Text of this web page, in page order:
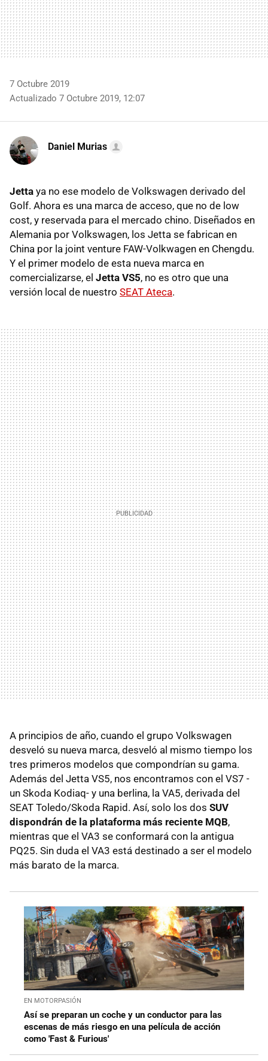
7 Octubre 2019
Actualizado 7 Octubre 2019, 12:07
Daniel Murias
Jetta ya no ese modelo de Volkswagen derivado del
Golf. Ahora es una marca de acceso, que no de low
cost, y reservada para el mercado chino. Diseñados en
Alemania por Volkswagen, los Jetta se fabrican en
China por la joint venture FAW-Volkwagen en Chengdu.
Y el primer modelo de esta nueva marca en
comercializarse, el Jetta VS5, no es otro que una
versión local de nuestro SEAT Ateca.
A principios de año, cuando el grupo Volkswagen
desveló su nueva marca, desveló al mismo tiempo los
tres primeros modelos que compondrían su gama.
Además del Jetta VS5, nos encontramos con el VS7 -
un Skoda Kodiaq- y una berlina, la VA5, derivada del
SEAT Toledo/Skoda Rapid. Así, solo los dos SUV
dispondrán de la plataforma más reciente MQB,
mientras que el VA3 se conformará con la antigua
PQ25. Sin duda el VA3 está destinado a ser el modelo
más barato de la marca.
EN MOTORPASIÓN
Así se preparan un coche y un conductor para las
escenas de más riesgo en una película de acción
como 'Fast & Furious'